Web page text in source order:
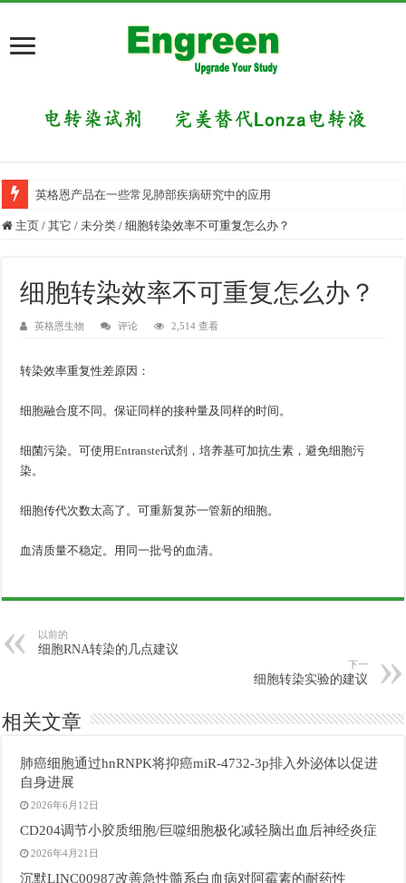
英格恩产品在一些常见肺部疾病研究中的应用
主页 / 其它 / 未分类 / 细胞转染效率不可重复怎么办？
细胞转染效率不可重复怎么办？
英格恩生物 评论 2,514 查看
转染效率重复性差原因：
细胞融合度不同。保证同样的接种量及同样的时间。
细菌污染。可使用Entranster试剂，培养基可加抗生素，避免细胞污
染。
细胞传代次数太高了。可重新复苏一管新的细胞。
血清质量不稳定。用同一批号的血清。
以前的
细胞RNA转染的几点建议
下一
细胞转染实验的建议
相关文章
肺癌细胞通过hnRNPK将抑癌miR-4732-3p排入外泌体以促进
自身进展
2026年6月12日
CD204调节小胶质细胞/巨噬细胞极化减轻脑出血后神经炎症
2026年4月21日
沉默LINC00987改善急性髓系白血病对阿霉素的耐药性